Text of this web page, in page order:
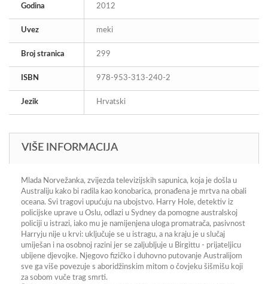
Godina 2012
Uvez meki
Broj stranica 299
ISBN 978-953-313-240-2
Jezik Hrvatski
VIŠE INFORMACIJA
Mlada Norvežanka, zvijezda televizijskih sapunica, koja je došla u
Australiju kako bi radila kao konobarica, pronađena je mrtva na obali
oceana. Svi tragovi upućuju na ubojstvo. Harry Hole, detektiv iz
policijske uprave u Oslu, odlazi u Sydney da pomogne australskoj
policiji u istrazi, iako mu je namijenjena uloga promatrača, pasivnost
Harryju nije u krvi: uključuje se u istragu, a na kraju je u slučaj
umiješan i na osobnoj razini jer se zaljubljuje u Birgittu - prijateljicu
ubijene djevojke. Njegovo fizičko i duhovno putovanje Australijom
sve ga više povezuje s aboridžinskim mitom o čovjeku šišmišu koji
za sobom vuče trag smrti.